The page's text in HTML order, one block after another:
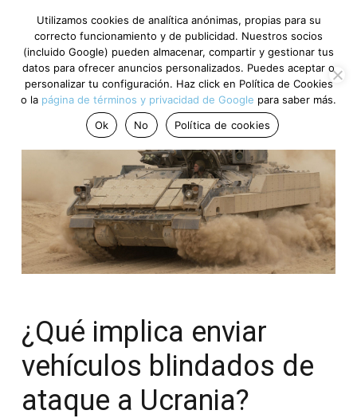
¿Qué implica enviar
vehículos blindados de
ataque a Ucrania?
Utilizamos cookies de analítica anónimas, propias para su
correcto funcionamiento y de publicidad. Nuestros socios
(incluido Google) pueden almacenar, compartir y gestionar tus
datos para ofrecer anuncios personalizados. Puedes aceptar o
personalizar tu configuración. Haz click en Política de Cookies
o la página de términos y privacidad de Google para saber más.
Ok
No Política de cookies